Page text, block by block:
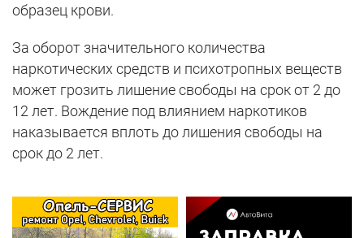
образец крови.
За оборот значительного количества
наркотических средств и психотропных веществ
может грозить лишение свободы на срок от 2 до
12 лет. Вождение под влиянием наркотиков
наказывается вплоть до лишения свободы на
срок до 2 лет.